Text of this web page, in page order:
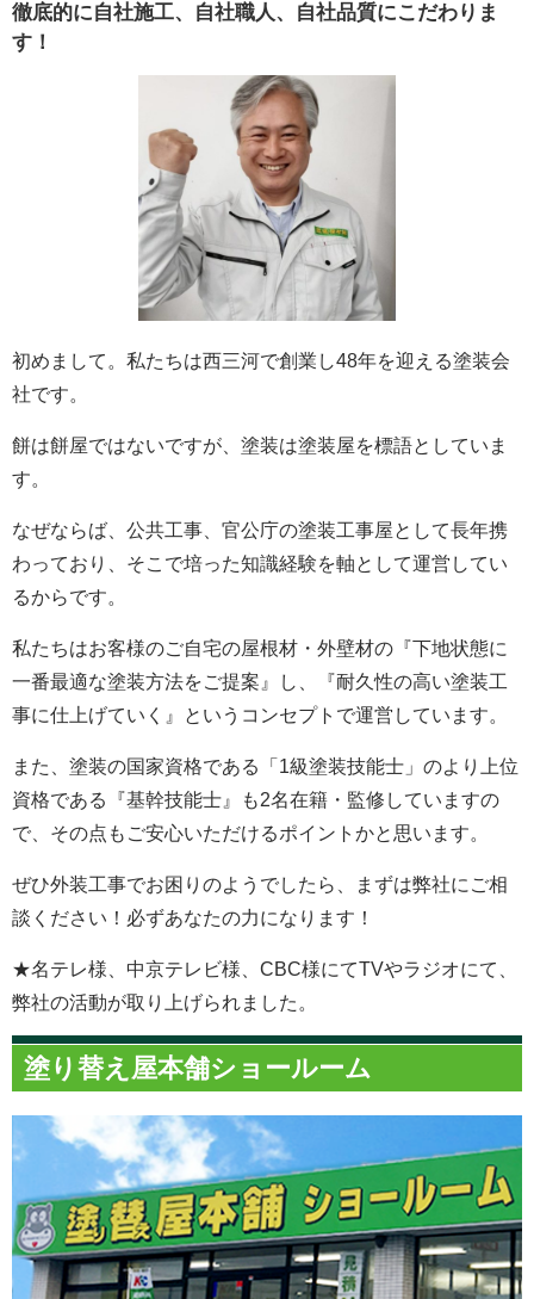
徹底的に自社施工、自社職人、自社品質にこだわりま
す！
初めまして。私たちは西三河で創業し48年を迎える塗装会
社です。
餅は餅屋ではないですが、塗装は塗装屋を標語としていま
す。
なぜならば、公共工事、官公庁の塗装工事屋として長年携
わっており、そこで培った知識経験を軸として運営してい
るからです。
私たちはお客様のご自宅の屋根材・外壁材の『下地状態に
一番最適な塗装方法をご提案』し、『耐久性の高い塗装工
事に仕上げていく』というコンセプトで運営しています。
また、塗装の国家資格である「1級塗装技能士」のより上位
資格である『基幹技能士』も2名在籍・監修していますの
で、その点もご安心いただけるポイントかと思います。
ぜひ外装工事でお困りのようでしたら、まずは弊社にご相
談ください！必ずあなたの力になります！
★名テレ様、中京テレビ様、CBC様にてTVやラジオにて、
弊社の活動が取り上げられました。
塗り替え屋本舗ショールーム